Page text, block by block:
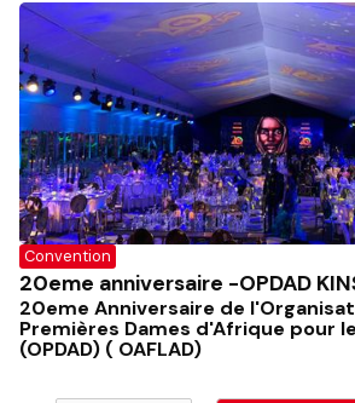
Convention
20eme anniversaire -OPDAD
20eme Anniversaire de
Premières Dames d'Afrique pour
(OPDAD) ( OAFLAD)